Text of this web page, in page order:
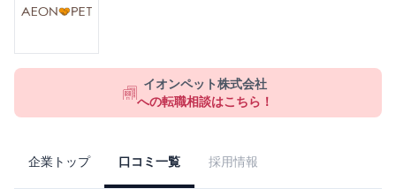
イオンペット株式会社
への転職相談はこちら！
企業トップ 口コミ一覧 採用情報